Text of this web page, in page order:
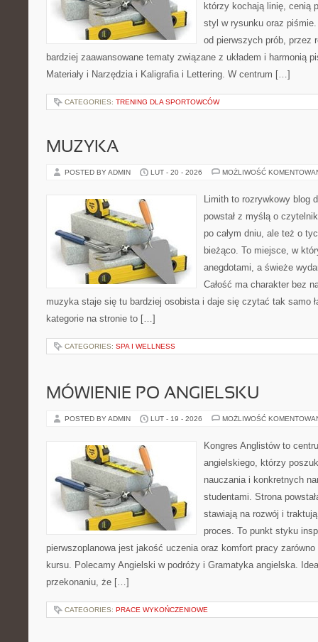
którzy kochają linię, cenią
styl w rysunku oraz
od pierwszych prób, przez
bardziej zaawansowane tematy związane z układem i harmonią
Materiały i Narzędzia i Kaligrafia i Lettering. W centrum […]
CATEGORIES: TRENING DLA SPORTOWCÓW
MUZYKA
POSTED BY ADMIN LUT - 20 - 2026 MOŻLIWOŚĆ
Limith to rozrywkowy blog
powstał z myślą o
po całym dniu, ale też o
bieżąco. To miejsce, w
anegdotami, a świeże
Całość ma charakter bez
muzyka staje się tu bardziej osobista i daje się czytać tak samo
kategorie na stronie to […]
CATEGORIES: SPA I WELLNESS
MÓWIENIE PO ANGIELSKU
POSTED BY ADMIN LUT - 19 - 2026 MOŻLIWOŚĆ
Kongres Anglistów to
angielskiego, którzy
nauczania i konkretnych
studentami. Strona
stawiają na rozwój i
proces. To punkt styku
pierwszoplanowa jest jakość uczenia oraz komfort pracy
kursu. Polecamy Angielski w podróży i Gramatyka angielska.
przekonaniu, że […]
CATEGORIES: PRACE WYKOŃCZENIOWE